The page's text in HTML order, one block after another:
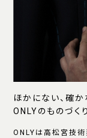
ほかにない、確
ONLYのものづくり
ONLYは高松宮技術